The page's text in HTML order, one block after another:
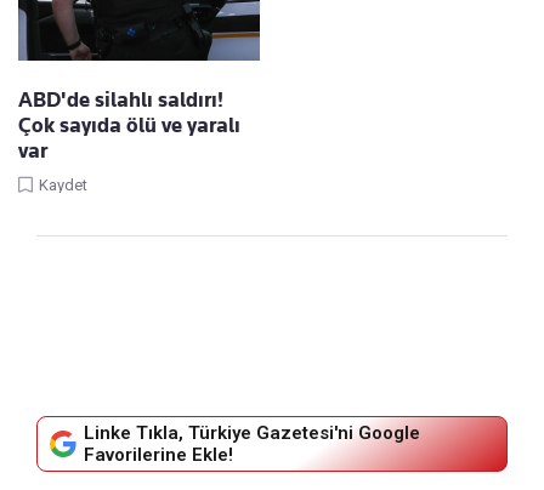
ABD'de silahlı saldırı!
Çok sayıda ölü ve yaralı
var
Kaydet
Linke Tıkla, Türkiye Gazetesi'ni Google
Favorilerine Ekle!